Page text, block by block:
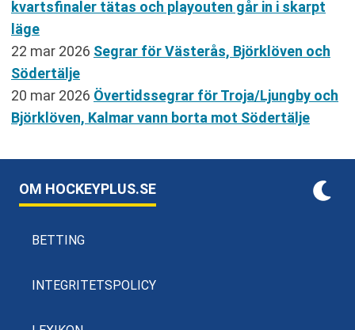
kvartsfinaler tätas och playouten går in i skarpt
läge
22 mar 2026 Segrar för Västerås, Björklöven och
Södertälje
20 mar 2026 Övertidssegrar för Troja/Ljungby och
Björklöven, Kalmar vann borta mot Södertälje
OM HOCKEYPLUS.SE
BETTING
INTEGRITETSPOLICY